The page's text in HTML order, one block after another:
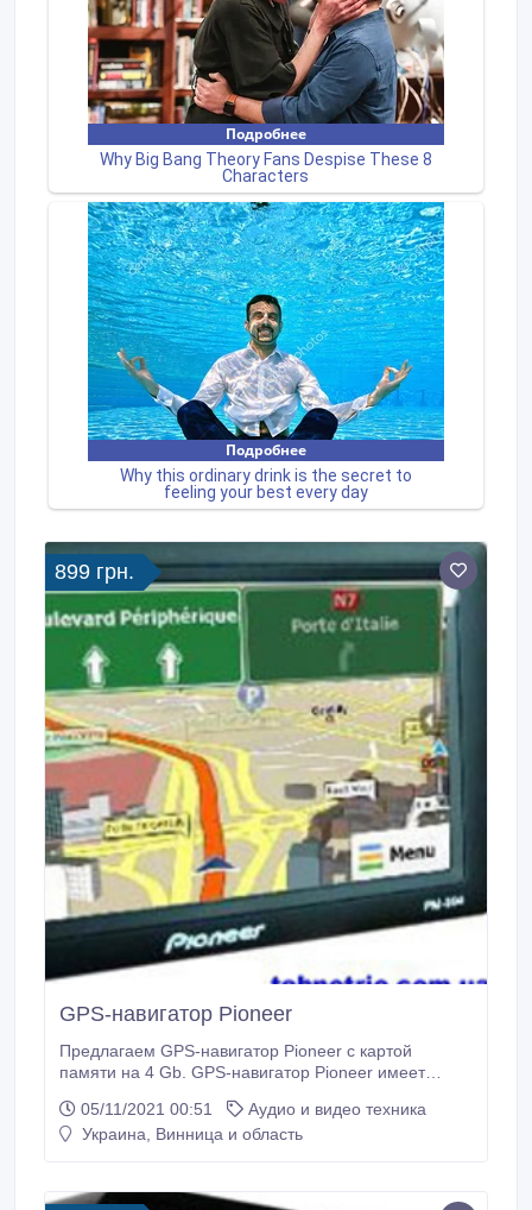
899 грн.
GPS-навигатор Pioneer
Предлагаем GPS-навигатор Pioneer с картой
памяти на 4 Gb. GPS-навигатор Pioneer имеет
для просмотра изображений JPEG, проигрыватель
видео файлов, приложение для чтения текста,
Вы можете прослушивать голосовые инструкции,
05/11/2021 00:51
Аудио и видео техника
Украина, Винница и область